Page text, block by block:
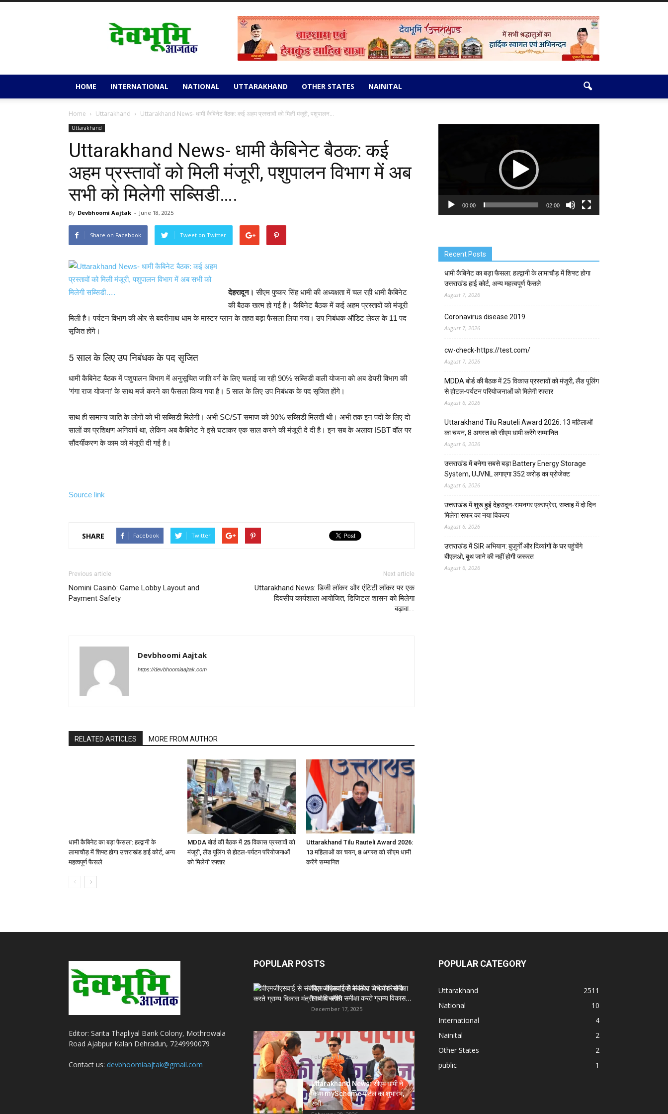
Devbhoomi
Aajtak
HOME INTERNATIONAL NATIONAL UTTARAKHAND OTHER STATES NAINITAL
Home Uttarakhand Uttarakhand News- धामी कैबिनेट बैठक: कई अहम प्रस्तावों को मिली मंजूरी, पशुपालन...
Uttarakhand
Uttarakhand News- धामी कैबिनेट बैठक: कई
अहम प्रस्तावों को मिली मंजूरी, पशुपालन विभाग में अब
सभी को मिलेगी सब्सिडी….
By Devbhoomi Aajtak - June 18, 2025
Share on Facebook Tweet on Twitter
देहरादून।सीएम पुष्कर सिंह धामी की अध्यक्षता में चल रही धामी कैबिनेट
की बैठक खत्म हो गई है। कैबिनेट बैठक में कई अहम प्रस्तावों को मंजूरी
मिली है। पर्यटन विभाग की ओर से बदरीनाथ धाम के मास्टर प्लान के तहत बड़ा फैसला लिया गया। उप निबंधक ऑडिट लेवल के 11 पद
सृजित होंगे।
5 साल के लिए उप निबंधक के पद सृजित
धामी कैबिनेट बैठक में पशुपालन विभाग में अनुसूचित जाति वर्ग के लिए चलाई जा रही 90% सब्सिडी वाली योजना को अब डेयरी विभाग की
‘गंगा राज योजना’ के साथ मर्ज करने का फैसला किया गया है। 5 साल के लिए उप निबंधक के पद सृजित होंगे।
साथ ही सामान्य जाति के लोगों को भी सब्सिडी मिलेगी। अभी SC/ST समाज को 90% सब्सिडी मिलती थी। अभी तक इन पदों के लिए दो
सालों का प्रशिक्षण अनिवार्य था, लेकिन अब कैबिनेट ने इसे घटाकर एक साल करने की मंजूरी दे दी है। इन सब के अलावा ISBT वॉल पर
सौंदर्यीकरण के काम को मंजूरी दी गई है।
Source link
SHARE Facebook Twitter
Previous article
Nomini Casinò: Game Lobby Layout and
Payment Safety
Next article
Uttarakhand News: डिजी लॉकर और एंटिटी लॉकर पर एक
दिवसीय कार्यशाला आयोजित, डिजिटल शासन को मिलेगा
बढ़ावा….
Devbhoomi Aajtak
https://devbhoomiaajtak.com
RELATED ARTICLES MORE FROM AUTHOR
धामी कैबिनेट का बड़ा फैसला: हल्द्वानी के
लामाचौड़ में शिफ्ट होगा उत्तराखंड हाई कोर्ट, अन्य
महत्वपूर्ण फैसले
MDDA बोर्ड की बैठक में 25 विकास प्रस्तावों को
मंजूरी, लैंड पूलिंग से होटल-पर्यटन परियोजनाओं
को मिलेगी रफ्तार
Uttarakhand Tilu Rauteli Award 2026:
13 महिलाओं का चयन, 8 अगस्त को सीएम धामी
करेंगे सम्मानित
00:00 02:00
Recent Posts
धामी कैबिनेट का बड़ा फैसला: हल्द्वानी के लामाचौड़ में शिफ्ट होगा
उत्तराखंड हाई कोर्ट, अन्य महत्वपूर्ण फैसले
August 7, 2026
Coronavirus disease 2019
August 7, 2026
cw-check-https://test.com/
August 7, 2026
MDDA बोर्ड की बैठक में 25 विकास प्रस्तावों को मंजूरी, लैंड पूलिंग
से होटल-पर्यटन परियोजनाओं को मिलेगी रफ्तार
August 6, 2026
Uttarakhand Tilu Rauteli Award 2026: 13 महिलाओं
का चयन, 8 अगस्त को सीएम धामी करेंगे सम्मानित
August 6, 2026
उत्तराखंड में बनेगा सबसे बड़ा Battery Energy Storage
System, UJVNL लगाएगा 352 करोड़ का प्रोजेक्ट
August 6, 2026
उत्तराखंड में शुरू हुई देहरादून-रामनगर एक्सप्रेस, सप्ताह में दो दिन
मिलेगा सफर का नया विकल्प
August 6, 2026
उत्तराखंड में SIR अभियान: बुजुर्गों और दिव्यांगों के घर पहुंचेंगे
बीएलओ, बूथ जाने की नहीं होगी जरूरत
August 6, 2026
Editor: Sarita Thapliyal Bank Colony, Mothrowala
Road Ajabpur Kalan Dehradun, 7249990079
Contact us: devbhoomiaajtak@gmail.com
POPULAR POSTS
पीएमजीएसवाई से संबंधित अधिकारियों के
साथ विभागीय समीक्षा करते ग्राम्य विकास...
December 17, 2025
Uttarakhand News- सीएम धामी सख्त:
जनता की समस्याओं पर देरी बर्दाश्त...
February 16, 2026
Uttarakhand News: सीएम धामी ने
किया myScheme पोर्टल का शुभारंभ,
सभी...
POPULAR CATEGORY
Uttarakhand
2511
National
10
International
4
Nainital
2
Other States
2
public
1